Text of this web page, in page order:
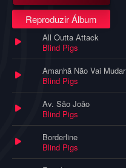
Reproduzir Álbum
All Outta Attack
Blind Pigs
Amanhã Não Vai Mudar
Blind Pigs
Av. São João
Blind Pigs
Borderline
Blind Pigs